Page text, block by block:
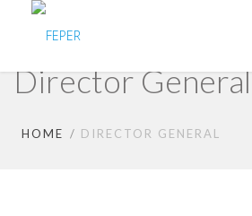
Director General
HOME DIRECTOR GENERAL